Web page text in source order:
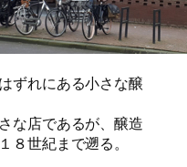
ずれにある小さな醸
な店であるが、醸造
８世紀まで遡る。